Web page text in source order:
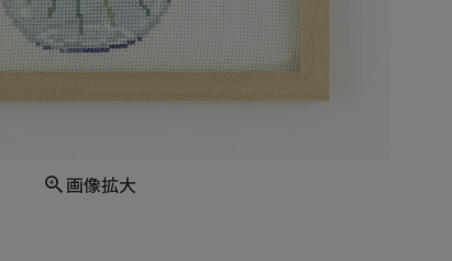
画像拡大